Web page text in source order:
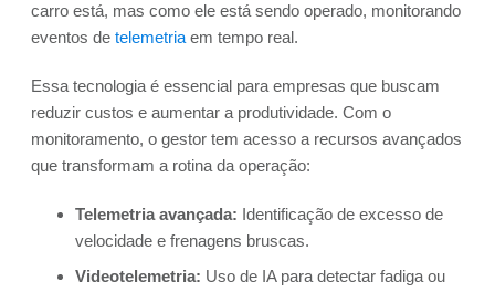
carro está, mas como ele está sendo operado, monitorando
eventos de telemetria em tempo real.
Essa tecnologia é essencial para empresas que buscam
reduzir custos e aumentar a produtividade. Com o
monitoramento, o gestor tem acesso a recursos avançados
que transformam a rotina da operação:
Telemetria avançada: Identificação de excesso de
velocidade e frenagens bruscas.
Videotelemetria: Uso de IA para detectar fadiga ou